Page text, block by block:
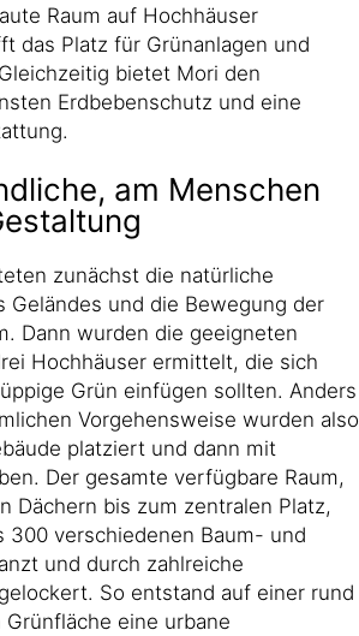
Raum auf Hochhäuser
das Platz für Grünanlagen und
bietet Mori den
Erdbebenschutz und eine
am Menschen
zunächst die natürliche
Geländes und die Bewegung der
Dann wurden die geeigneten
Hochhäuser ermittelt, die sich
Grün einfügen sollten. Anders
Vorgehensweise wurden also
platziert und dann mit
Der gesamte verfügbare Raum,
Dächern bis zum zentralen Platz,
300 verschiedenen Baum- und
und durch zahlreiche
So entstand auf einer rund
Grünfläche eine urbane